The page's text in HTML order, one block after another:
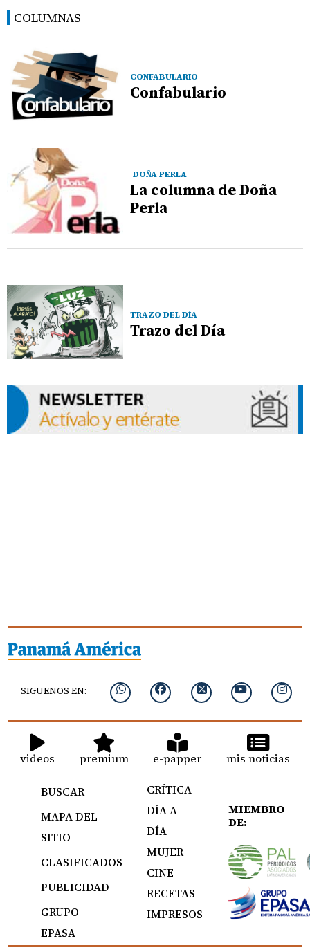
COLUMNAS
CONFABULARIO
Confabulario
DOÑA PERLA
La columna de Doña
Perla
TRAZO DEL DÍA
Trazo del Día
SIGUENOS EN:
videos premium e-papper mis noticias
BUSCAR
MAPA DEL
SITIO
CLASIFICADOS
PUBLICIDAD
GRUPO
EPASA
CRÍTICA
DÍA A
DÍA
MUJER
CINE
RECETAS
IMPRESOS
MIEMBRO
DE: